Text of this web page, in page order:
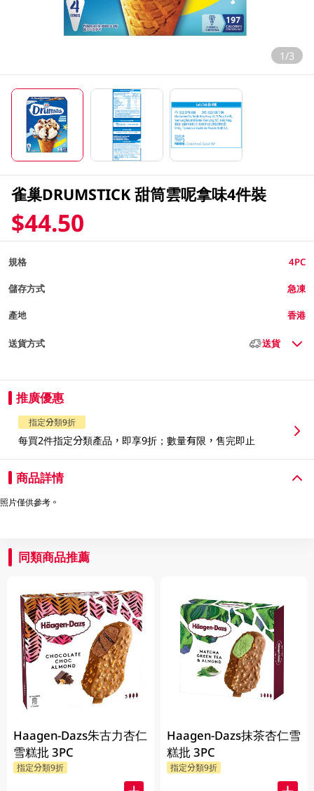
1/3
雀巢DRUMSTICK 甜筒雲呢拿味4件裝
$44.50
規格 4PC
儲存方式 急凍
產地 香港
送貨方式 送貨
推廣優惠
指定分類9折
每買2件指定分類產品，即享9折；數量有限，售完即止
商品詳情
照片僅供參考。
同類商品推薦
Haagen-Dazs朱古力杏仁
雪糕批 3PC
指定分類9折
Haagen-Dazs抹茶杏仁雪
糕批 3PC
指定分類9折